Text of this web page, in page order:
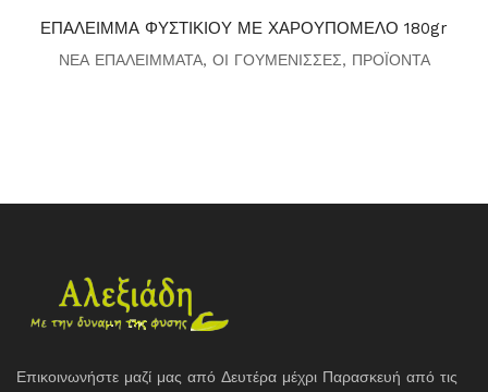
ΕΠΑΛΕΙΜΜΑ ΦΥΣΤΙΚΙΟΥ ΜΕ ΧΑΡΟΥΠΟΜΕΛΟ 180gr
ΝΕΑ ΕΠΑΛΕΙΜΜΑΤΑ, ΟΙ ΓΟΥΜΕΝΙΣΣΕΣ, ΠΡΟΪΟΝΤΑ
Επικοινωνήστε μαζί μας από Δευτέρα μέχρι Παρασκευή από τις